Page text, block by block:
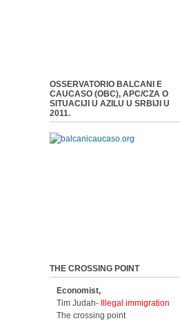
OSSERVATORIO BALCANI E
CAUCASO (OBC), APC/CZA O
SITUACIJI U AZILU U SRBIJI U
2011.
THE CROSSING POINT
Economist,
Tim Judah-
Illegal immigration
The crossing point